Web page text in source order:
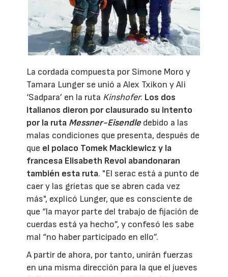
La cordada compuesta por Simone Moro y
Tamara Lunger se unió a Alex Txikon y Ali
‘Sadpara’ en la ruta Kinshofer. Los dos
italianos dieron por clausurado su intento
por la ruta Messner-Eisendledebido a las
malas condiciones que presenta, después de
que el polaco Tomek Mackiewicz y la
francesa Elisabeth Revol abandonaran
también esta ruta. "El serac está a punto de
caer y las grietas que se abren cada vez
más", explicó Lunger, que es consciente de
que “la mayor parte del trabajo de fijación de
cuerdas está ya hecho”, y confesó les sabe
mal “no haber participado en ello”.
A partir de ahora, por tanto, unirán fuerzas
en una misma dirección para la que el jueves